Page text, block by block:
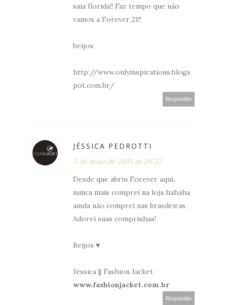
saia florida!! Faz tempo que não
vamos a Forever 21!!
beijos
http://www.onlyinspirations.blogs
pot.com.br/
Responder
JÉSSICA PEDROTTI
5 de maio de 2015 às 20:32
Desde que abriu Forever aqui,
nunca mais comprei na loja hahaha
ainda não comprei nas brasileiras.
Adorei suas comprinhas!
Beijos ♥
Jéssica || Fashion Jacket
www.fashionjacket.com.br
Responder